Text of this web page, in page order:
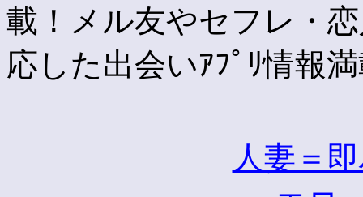
載！メル友やセフレ・
応した出会いｱﾌﾟﾘ情報
人妻＝